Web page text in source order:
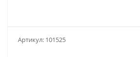
Артикул: 101525